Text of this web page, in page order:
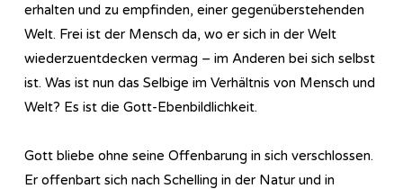
erhalten und zu empfinden, einer gegenüberstehenden
Welt. Frei ist der Mensch da, wo er sich in der Welt
wiederzuentdecken vermag – im Anderen bei sich selbst
ist. Was ist nun das Selbige im Verhältnis von Mensch und
Welt? Es ist die Gott-Ebenbildlichkeit.
Gott bliebe ohne seine Offenbarung in sich verschlossen.
Er offenbart sich nach Schelling in der Natur und in